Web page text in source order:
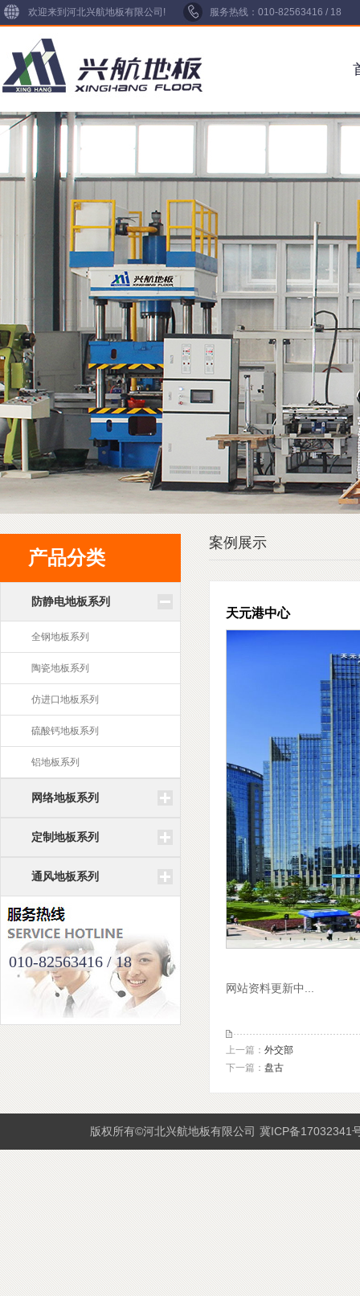
欢迎来到河北兴航地板有限公司! 服务热线：010-82563416 / 18
案例展示
天元港中心
网站资料更新中...
上一篇： 外交部
下一篇： 盘古
产品分类
防静电地板系列
全钢地板系列
陶瓷地板系列
仿进口地板系列
硫酸钙地板系列
铝地板系列
网络地板系列
定制地板系列
通风地板系列
010-82563416 / 18
版权所有©河北兴航地板有限公司 冀ICP备17032341